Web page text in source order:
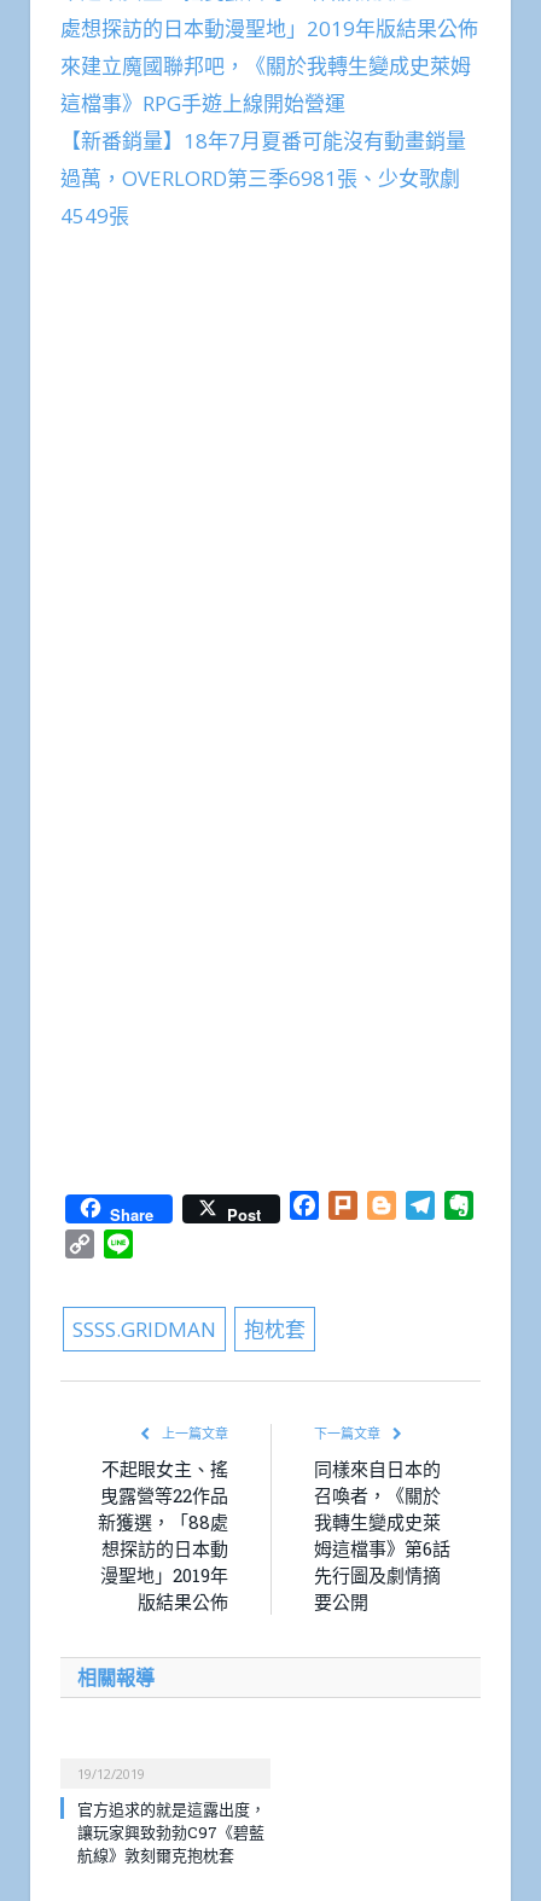
處想探訪的日本動漫聖地」2019年版結果公佈
來建立魔國聯邦吧，《關於我轉生變成史萊姆
這檔事》RPG手遊上線開始營運
【新番銷量】18年7月夏番可能沒有動畫銷量
過萬，OVERLORD第三季6981張、少女歌劇
4549張
Share Post Facebook
Plurk BloggerTelegram
Copy
SSSS.GRIDMAN 抱枕套
上一篇文章
不起眼女主、搖
曳露營等22作品
新獲選，「88處
想探訪的日本動
漫聖地」2019年
版結果公佈
下一篇文章
同樣來自日本的
召喚者，《關於
我轉生變成史萊
姆這檔事》第6話
先行圖及劇情摘
要公開
相關報導
19/12/2019
官方追求的就是這露出度，
讓玩家興致勃勃C97《碧藍
航線》敦刻爾克抱枕套